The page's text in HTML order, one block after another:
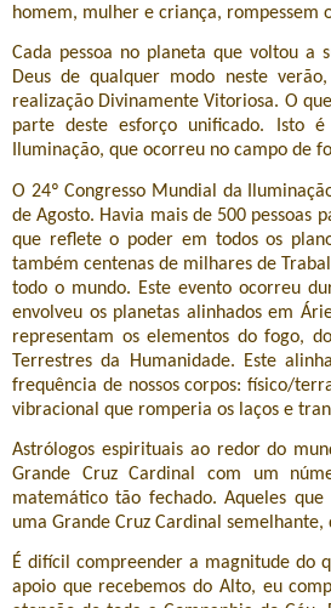
homem, mulher e criança, rompessem
Cada pessoa no planeta que voltou a
Deus de qualquer modo neste
realização Divinamente Vitoriosa. O
parte deste esforço unificado. Isto
Iluminação, que ocorreu no campo de
O 24º Congresso Mundial da
de Agosto. Havia mais de 500 pessoas
que reflete o poder em todos os
também centenas de milhares de
todo o mundo. Este evento ocorreu
envolveu os planetas alinhados em
representam os elementos do fogo,
Terrestres da Humanidade. Este
frequência de nossos corpos: físico/
vibracional que romperia os laços e
Astrólogos espirituais ao redor do
Grande Cruz Cardinal com um
matemático tão fechado. Aqueles
uma Grande Cruz Cardinal
É difícil compreender a magnitude do
apoio que recebemos do Alto, eu